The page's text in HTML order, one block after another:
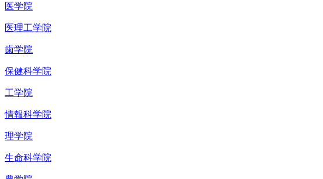
医学院
医理工学院
歯学院
保健科学院
工学院
情報科学院
理学院
生命科学院